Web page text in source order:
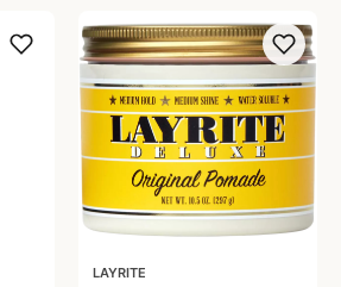
LAYRITE